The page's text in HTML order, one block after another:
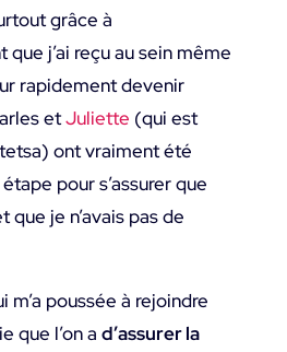
grâce à
que j’ai reçu au sein même
rapidement devenir
etJuliette (qui est
ont vraiment été
pour s’assurer que
que je n’avais pas de
m’a poussée à rejoindre
que l’on a d’assurer la